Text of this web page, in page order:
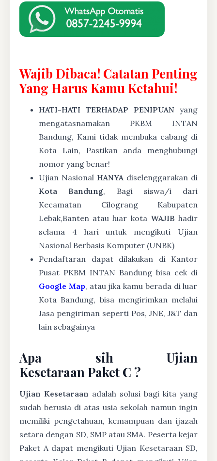
Wajib Dibaca! Catatan Penting
Yang Harus Kamu Ketahui!
HATI-HATI TERHADAP PENIPUAN yang
mengatasnamakan PKBM INTAN
Bandung, Kami tidak membuka cabang di
Kota Lain, Pastikan anda menghubungi
nomor yang benar!
Ujian Nasional HANYA diselenggarakan di
Kota Bandung, Bagi siswa/i dari
Kecamatan Cilograng Kabupaten
Lebak,Banten atau luar kota WAJIB hadir
selama 4 hari untuk mengikuti Ujian
Nasional Berbasis Komputer (UNBK)
Pendaftaran dapat dilakukan di Kantor
Pusat PKBM INTAN Bandung bisa cek di
Google Map, atau jika kamu berada di luar
Kota Bandung, bisa mengirimkan melalui
Jasa pengiriman seperti Pos, JNE, J&T dan
lain sebagainya
Apa sih Ujian
Kesetaraan Paket C ?
Ujian Kesetaraan adalah solusi bagi kita yang
sudah berusia di atas usia sekolah namun ingin
memiliki pengetahuan, kemampuan dan ijazah
setara dengan SD, SMP atau SMA. Peserta kejar
Paket A dapat mengikuti Ujian Kesetaraan SD,